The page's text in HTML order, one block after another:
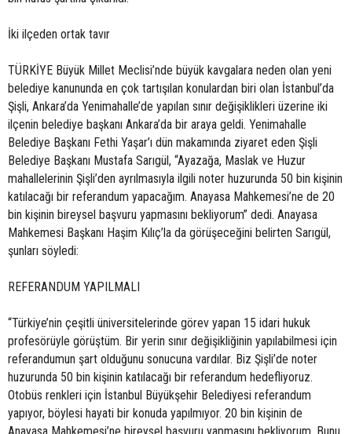
İki ilçeden ortak tavır
TÜRKİYE Büyük Millet Meclisi’nde büyük kavgalara neden olan yeni
belediye kanununda en çok tartışılan konulardan biri olan İstanbul’da
Şişli, Ankara’da Yenimahalle’de yapılan sınır değişiklikleri üzerine iki
ilçenin belediye başkanı Ankara’da bir araya geldi. Yenimahalle
Belediye Başkanı Fethi Yaşar’ı dün makamında ziyaret eden Şişli
Belediye Başkanı Mustafa Sarıgül, “Ayazağa, Maslak ve Huzur
mahallelerinin Şişli’den ayrılmasıyla ilgili noter huzurunda 50 bin kişinin
katılacağı bir referandum yapacağım. Anayasa Mahkemesi’ne de 20
bin kişinin bireysel başvuru yapmasını bekliyorum” dedi. Anayasa
Mahkemesi Başkanı Haşim Kılıç’la da görüşeceğini belirten Sarıgül,
şunları söyledi:
REFERANDUM YAPILMALI
“Türkiye’nin çeşitli üniversitelerinde görev yapan 15 idari hukuk
profesörüyle görüştüm. Bir yerin sınır değişikliğinin yapılabilmesi için
referandumun şart olduğunu sonucuna vardılar. Biz Şişli’de noter
huzurunda 50 bin kişinin katılacağı bir referandum hedefliyoruz.
Otobüs renkleri için İstanbul Büyükşehir Belediyesi referandum
yapıyor, böylesi hayati bir konuda yapılmıyor. 20 bin kişinin de